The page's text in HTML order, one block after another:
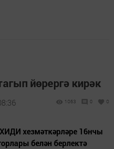
йөрергә кирәк
1063 0 0
хезмәткәрләре 16нчы
белән берлектә